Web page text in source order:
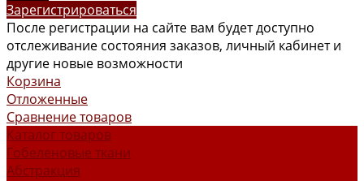
Зарегистрироваться
После регистрации на сайте вам будет доступно
отслеживание состояния заказов, личный кабинет и
другие новые возможности
Корзина
Отложенные
Сравнение товаров
Каталог товаров
Гобеленовые ткани
Абстракция